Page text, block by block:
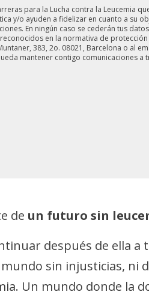
para la Lucha contra la Leucemia
y/o ayuden a fidelizar en cuanto a su
En ningún caso se cederán tus
en la normativa de
383, 2o. 08021, Barcelona o al
mantener contigo comunicaciones a
de un futuro sin
después de ella a
sin injusticias, ni
Un mundo donde la